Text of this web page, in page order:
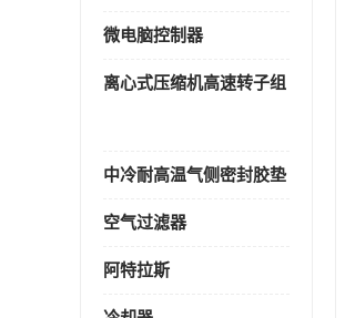
微电脑控制器
离心式压缩机高速转子组
中冷耐高温气侧密封胶垫
空气过滤器
阿特拉斯